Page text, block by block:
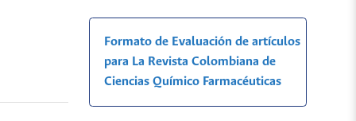
Formato de Evaluación de artículos
para La Revista Colombiana de
Ciencias Químico Farmacéuticas